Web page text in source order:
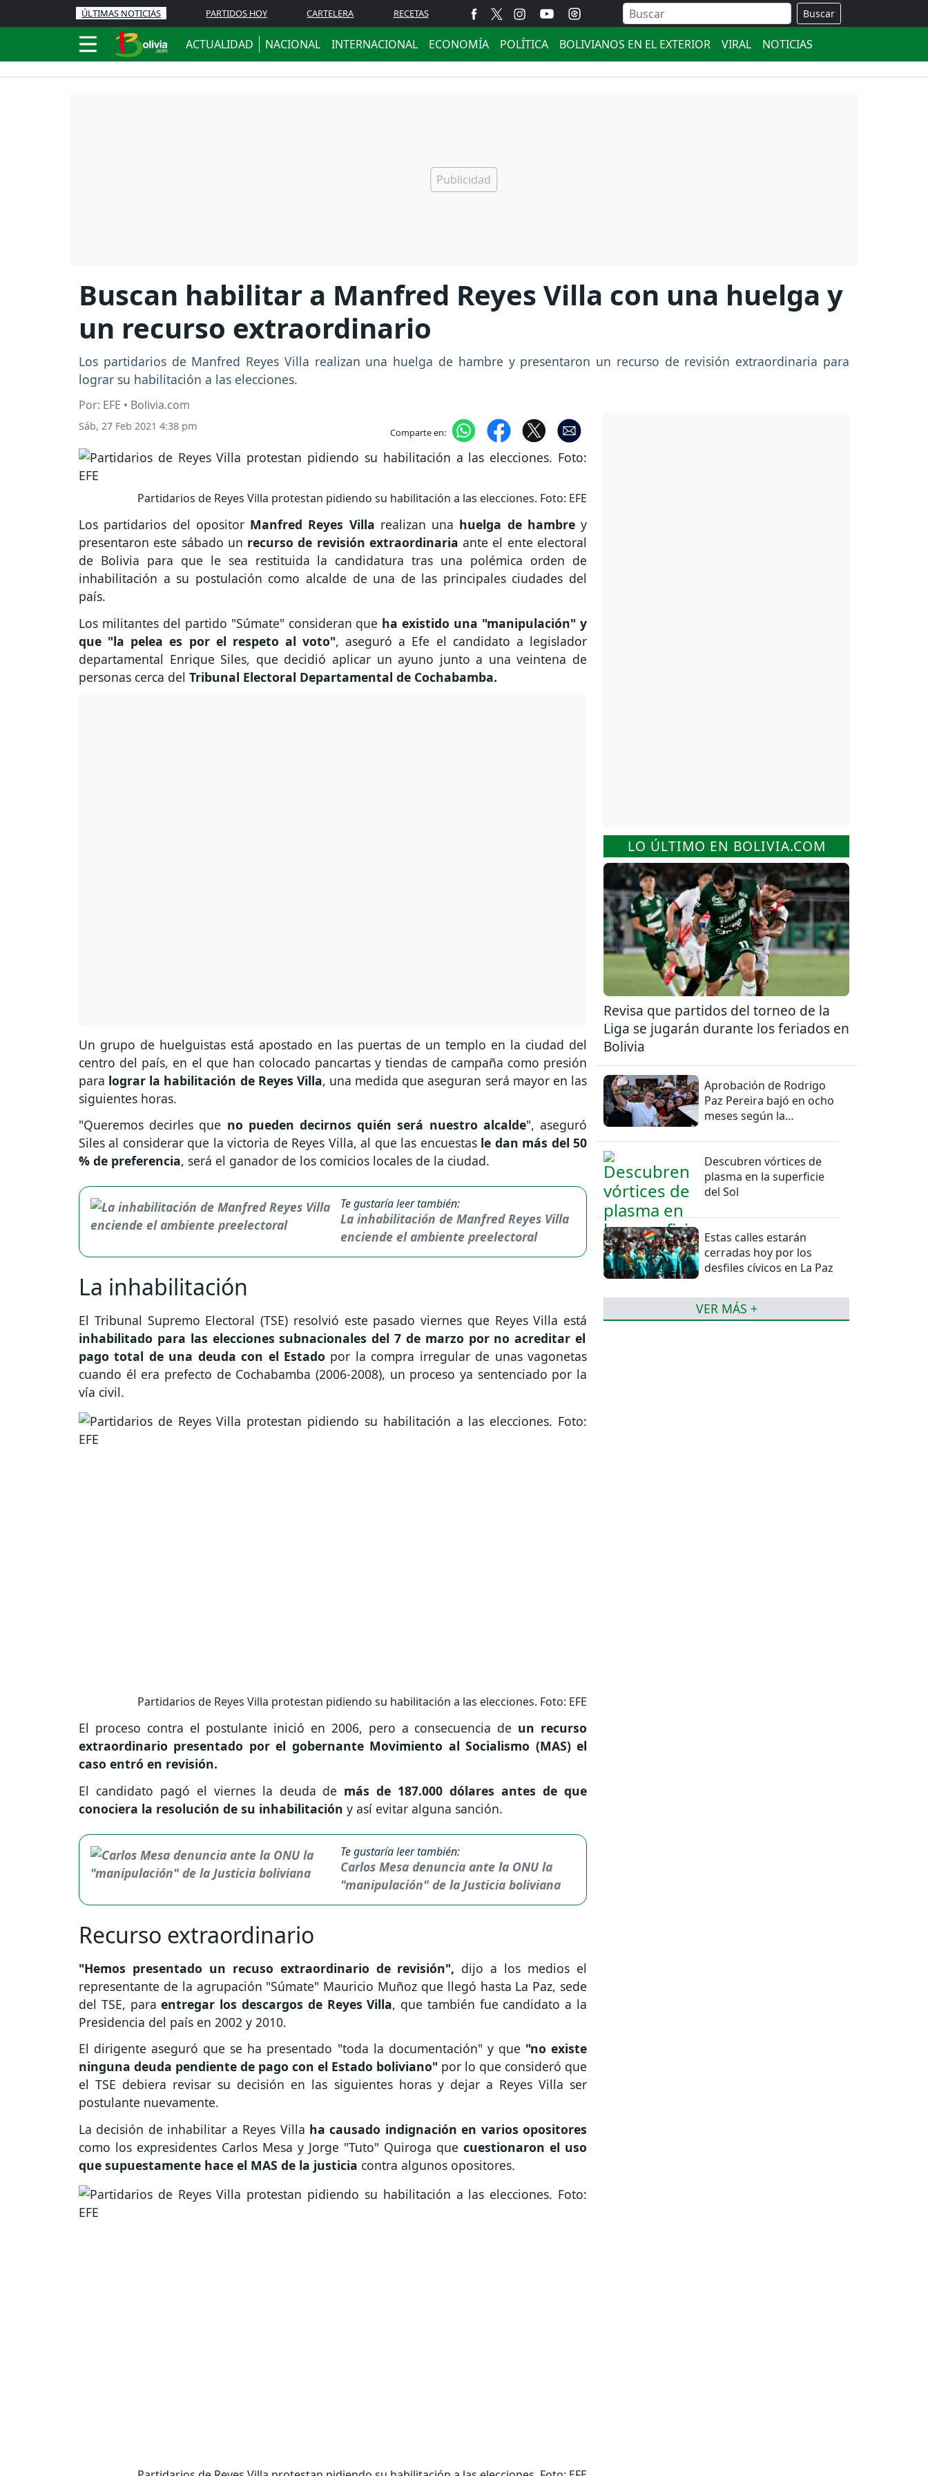
ÚLTIMAS NOTICIAS PARTIDOS HOY CARTELERA RECETAS Buscar
ACTUALIDAD NACIONAL INTERNACIONAL ECONOMÍA POLÍTICA BOLIVIANOS EN EL EXTERIOR VIRAL NOTICIAS
Buscan habilitar a Manfred Reyes Villa con una huelga y
un recurso extraordinario
Los partidarios de Manfred Reyes Villa realizan una huelga de hambre y presentaron un recurso de revisión extraordinaria para
lograr su habilitación a las elecciones.
Por: EFE • Bolivia.com
Sáb, 27 Feb 2021 4:38 pm Comparte en:
Partidarios de Reyes Villa protestan pidiendo su habilitación a las elecciones. Foto: EFE
Los partidarios del opositor Manfred Reyes Villa realizan una huelga de hambrey
presentaron este sábado un recurso de revisión extraordinariaante el ente electoral
de Bolivia para que le sea restituida la candidatura tras una polémica orden de
inhabilitación a su postulación como alcalde de una de las principales ciudades del
país.
Los militantes del partido "Súmate" consideran que ha existido una "manipulación" y
que "la pelea es por el respeto al voto", aseguró a Efe el candidato a legislador
departamental Enrique Siles, que decidió aplicar un ayuno junto a una veintena de
personas cerca del Tribunal Electoral Departamental de Cochabamba.
Un grupo de huelguistas está apostado en las puertas de un templo en la ciudad del
centro del país, en el que han colocado pancartas y tiendas de campaña como presión
para lograr la habilitación de Reyes Villa, una medida que aseguran será mayor en las
siguientes horas.
"Queremos decirles que no pueden decirnos quién será nuestro alcalde", aseguró
Siles al considerar que la victoria de Reyes Villa, al que las encuestas le dan más del 50
% de preferencia, será el ganador de los comicios locales de la ciudad.
Te gustaría leer también:
La inhabilitación de Manfred Reyes Villa
enciende el ambiente preelectoral
La inhabilitación
El Tribunal Supremo Electoral (TSE) resolvió este pasado viernes que Reyes Villa está
inhabilitado para las elecciones subnacionales del 7 de marzo por no acreditar el
pago total de una deuda con el Estado por la compra irregular de unas vagonetas
cuando él era prefecto de Cochabamba (2006-2008), un proceso ya sentenciado por la
vía civil.
Partidarios de Reyes Villa protestan pidiendo su habilitación a las elecciones. Foto: EFE
El proceso contra el postulante inició en 2006, pero a consecuencia de un recurso
extraordinario presentado por el gobernante Movimiento al Socialismo (MAS) el
caso entró en revisión.
El candidato pagó el viernes la deuda de más de 187.000 dólares antes de que
conociera la resolución de su inhabilitación y así evitar alguna sanción.
Te gustaría leer también:
Carlos Mesa denuncia ante la ONU la
"manipulación" de la Justicia boliviana
Recurso extraordinario
"Hemos presentado un recuso extraordinario de revisión", dijo a los medios el
representante de la agrupación "Súmate" Mauricio Muñoz que llegó hasta La Paz, sede
del TSE, para entregar los descargos de Reyes Villa, que también fue candidato a la
Presidencia del país en 2002 y 2010.
El dirigente aseguró que se ha presentado "toda la documentación" y que "no existe
ninguna deuda pendiente de pago con el Estado boliviano" por lo que consideró que
el TSE debiera revisar su decisión en las siguientes horas y dejar a Reyes Villa ser
postulante nuevamente.
La decisión de inhabilitar a Reyes Villa ha causado indignación en varios opositores
como los expresidentes Carlos Mesa y Jorge "Tuto" Quiroga que cuestionaron el uso
que supuestamente hace el MAS de la justicia contra algunos opositores.
LO ÚLTIMO EN BOLIVIA.COM
Revisa que partidos del torneo de la
Liga se jugarán durante los feriados en
Bolivia
Aprobación de Rodrigo
Paz Pereira bajó en ocho
meses según la
Descubren vórtices de
plasma en la superficie
del Sol
Estas calles estarán
cerradas hoy por los
desfiles cívicos en La Paz
VER MÁS +